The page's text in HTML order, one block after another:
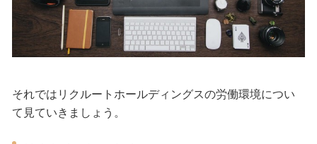
それではリクルートホールディングスの労働環境につい
て見ていきましょう。